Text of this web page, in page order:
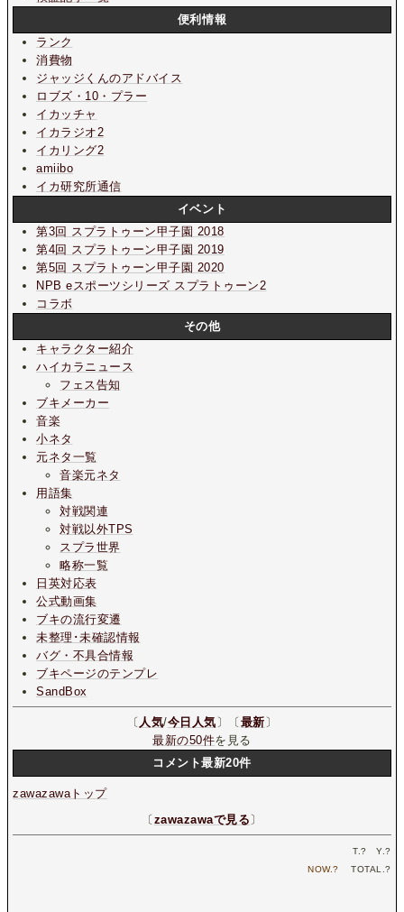
便利情報
ランク
消費物
ジャッジくんのアドバイス
ロブズ・10・プラー
イカッチャ
イカラジオ2
イカリング2
amiibo
イカ研究所通信
イベント
第3回 スプラトゥーン甲子園 2018
第4回 スプラトゥーン甲子園 2019
第5回 スプラトゥーン甲子園 2020
NPB eスポーツシリーズ スプラトゥーン2
コラボ
その他
キャラクター紹介
ハイカラニュース
フェス告知
ブキメーカー
音楽
小ネタ
元ネタ一覧
音楽元ネタ
用語集
対戦関連
対戦以外TPS
スプラ世界
略称一覧
日英対応表
公式動画集
ブキの流行変遷
未整理･未確認情報
バグ・不具合情報
ブキページのテンプレ
SandBox
〔 人気/今日人気 〕〔 最新 〕
最新の50件を見る
コメント最新20件
zawazawaトップ
〔 zawazawaで見る 〕
T.? Y.?
NOW.? TOTAL.?